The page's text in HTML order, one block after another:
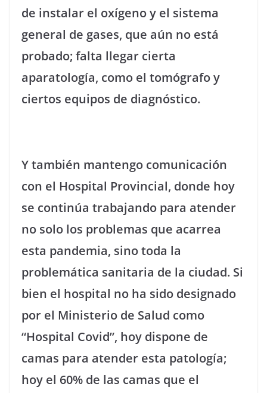
de instalar el oxígeno y el sistema
general de gases, que aún no está
probado; falta llegar cierta
aparatología, como el tomógrafo y
ciertos equipos de diagnóstico.
Y también mantengo comunicación
con el Hospital Provincial, donde hoy
se continúa trabajando para atender
no solo los problemas que acarrea
esta pandemia, sino toda la
problemática sanitaria de la ciudad. Si
bien el hospital no ha sido designado
por el Ministerio de Salud como
“Hospital Covid”, hoy dispone de
camas para atender esta patología;
hoy el 60% de las camas que el